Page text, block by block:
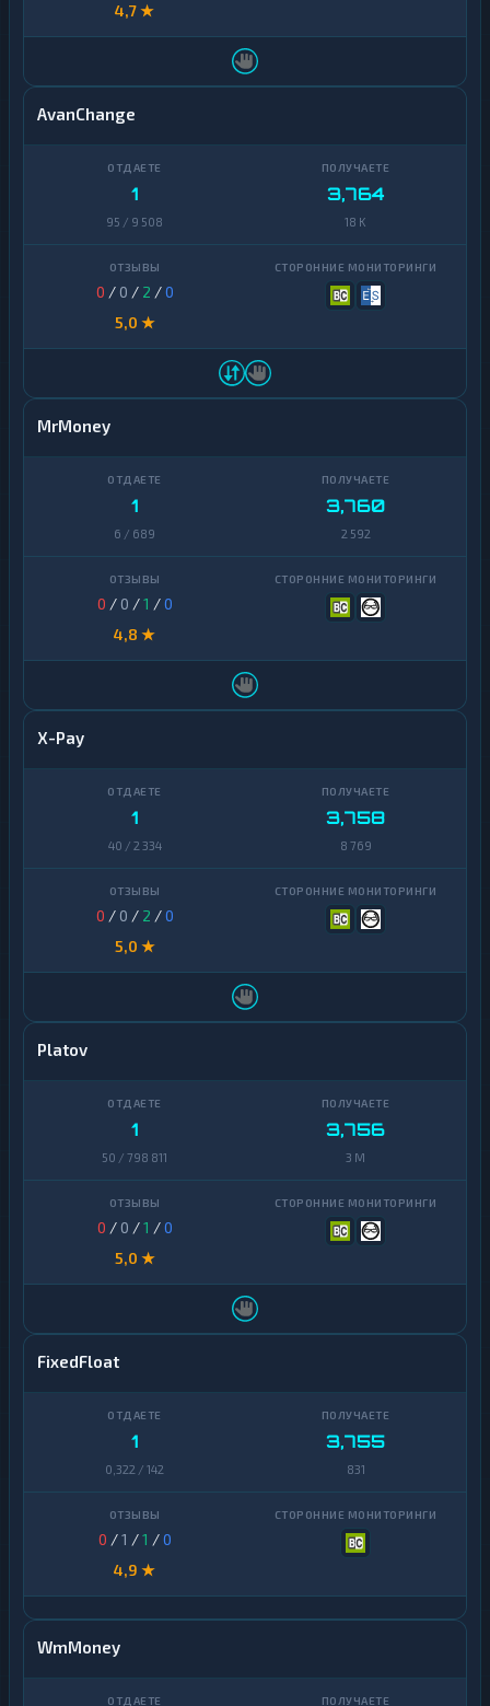
4,7 ★
AvanChange
1
95 / 9 508
3,764
18 K
0 / 0 / 2 /0
5,0 ★
MrMoney
1
6 / 689
3,760
2 592
0 / 0 /1 /0
4,8 ★
X-Pay
1
40 / 2 334
3,758
8 769
0 / 0 / 2 /0
5,0 ★
Platov
1
50 / 798 811
3,756
3 M
0 / 0 /1 /0
5,0 ★
FixedFloat
1
0,322 / 142
3,755
831
0 /1 /1 /0
4,9 ★
WmMoney